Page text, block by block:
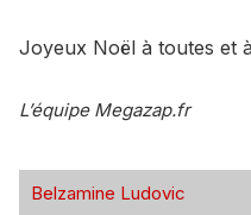
Joyeux Noël à toutes et
L’équipe Megazap.fr
Belzamine Ludovic